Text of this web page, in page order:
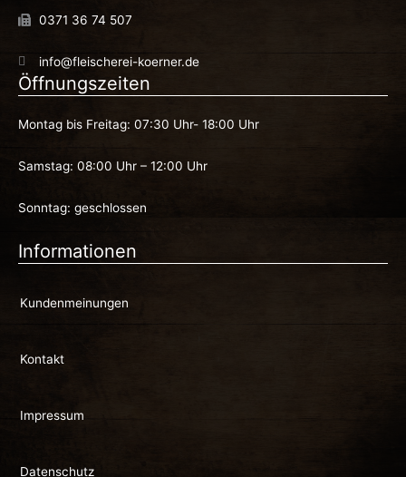
0371 36 74 507
info@fleischerei-koerner.de
Öffnungszeiten
Montag bis Freitag: 07:30 Uhr- 18:00 Uhr
Samstag: 08:00 Uhr – 12:00 Uhr
Sonntag: geschlossen
Informationen
Kundenmeinungen
Kontakt
Impressum
Datenschutz